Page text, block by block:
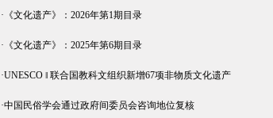
· 《文化遗产》：2026年第1期目录
· 《文化遗产》：2025年第6期目录
·UNESCO ‖ 联合国教科文组织新增67项非物质文化遗产
·中国民俗学会通过政府间委员会咨询地位复核